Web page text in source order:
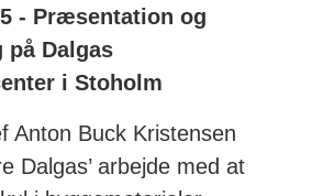
- Præsentation og
på Dalgas
i Stoholm
Anton Buck Kristensen
Dalgas’ arbejde med at